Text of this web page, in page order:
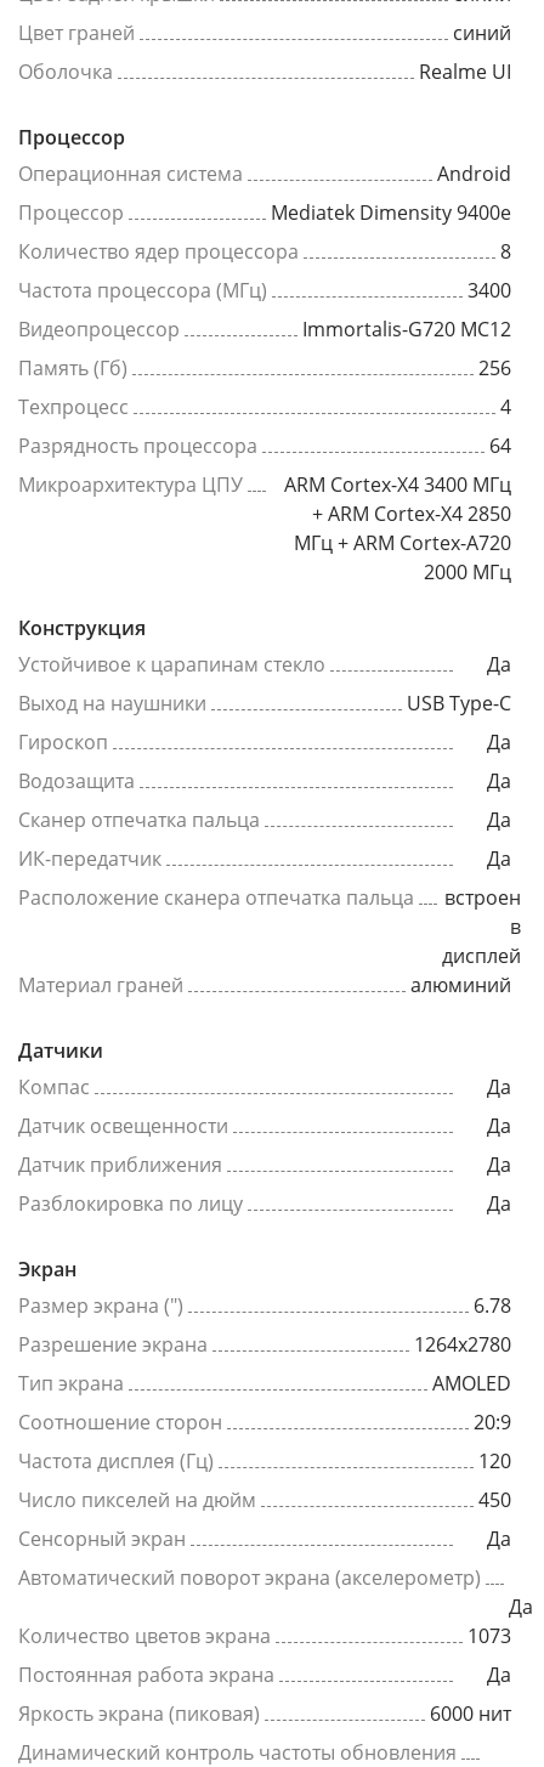
Цвет граней
синий
Оболочка
Realme UI
Процессор
Операционная система
Android
Процессор
Mediatek Dimensity 9400e
Количество ядер процессора
8
Частота процессора (МГц)
3400
Видеопроцессор
Immortalis-G720 MC12
Память (Гб)
256
Техпроцесс
4
Разрядность процессора
64
Микроархитектура ЦПУ
ARM Cortex-X4 3400 МГц
+ ARM Cortex-X4 2850
МГц + ARM Cortex-A720
2000 МГц
Конструкция
Устойчивое к царапинам стекло
Да
Выход на наушники
USB Type-C
Гироскоп
Да
Водозащита
Да
Сканер отпечатка пальца
Да
ИК-передатчик
Да
Расположение сканера отпечатка пальца
встроен
в
дисплей
Материал граней
алюминий
Датчики
Компас
Да
Датчик освещенности
Да
Датчик приближения
Да
Разблокировка по лицу
Да
Экран
Размер экрана (")
6.78
Разрешение экрана
1264x2780
Тип экрана
AMOLED
Соотношение сторон
20:9
Частота дисплея (Гц)
120
Число пикселей на дюйм
450
Сенсорный экран
Да
Автоматический поворот экрана (акселерометр)
Да
Количество цветов экрана
1073
Постоянная работа экрана
Да
Яркость экрана (пиковая)
6000 нит
Динамический контроль частоты обновления